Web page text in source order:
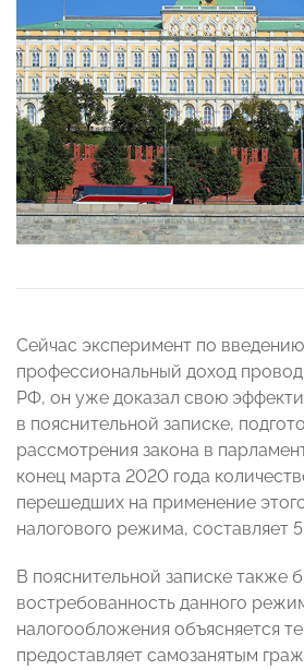
Сейчас эксперимент по
профессиональный доход
РФ, он уже доказал свою
в пояснительной записке,
рассмотрения закона в
конец марта 2020 года
перешедших на применение
налогового режима, составляет
В пояснительной записке также
востребованность данного
налогообложения объясняется
предоставляет самозанятым